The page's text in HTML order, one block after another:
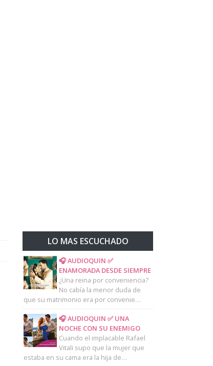
LO MAS ESCUCHADO
🎧 AUDIOQUIN ✅
ENAMORADA DESDE SIEMPRE
¿Una reina por conveniencia?
No cabía la menor duda de
que su matrimonio era por convenie…
🎧 AUDIOQUIN ✅ UNA
NOCHE CON SU ENEMIGO
Cuando el implacable Rafael
Vitali supo que la mujer que
estaba en su cama era la hija de…